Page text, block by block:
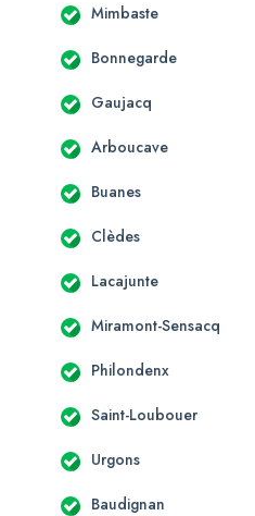
Mimbaste
Bonnegarde
Gaujacq
Arboucave
Buanes
Clèdes
Lacajunte
Miramont-Sensacq
Philondenx
Saint-Loubouer
Urgons
Baudignan